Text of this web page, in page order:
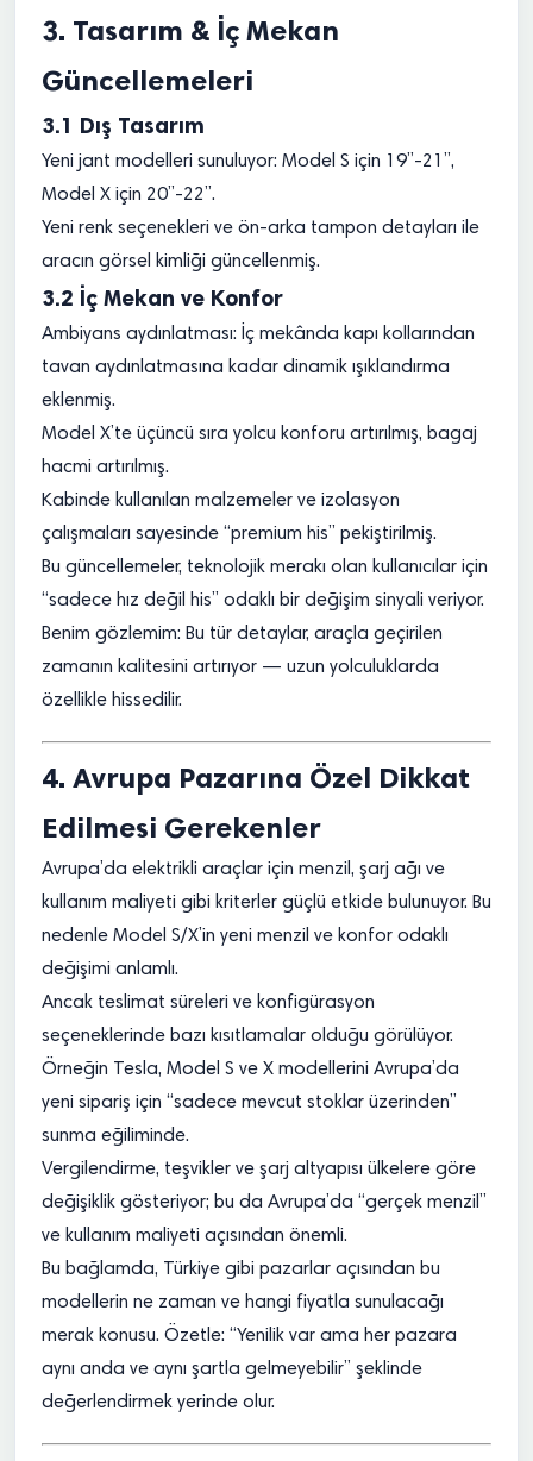
3. Tasarım & İç Mekan
Güncellemeleri
3.1 Dış Tasarım
Yeni jant modelleri sunuluyor: Model S için 19”-21”,
Model X için 20”-22”.
Yeni renk seçenekleri ve ön-arka tampon detayları ile
aracın görsel kimliği güncellenmiş.
3.2 İç Mekan ve Konfor
Ambiyans aydınlatması: İç mekânda kapı kollarından
tavan aydınlatmasına kadar dinamik ışıklandırma
eklenmiş.
Model X’te üçüncü sıra yolcu konforu artırılmış, bagaj
hacmi artırılmış.
Kabinde kullanılan malzemeler ve izolasyon
çalışmaları sayesinde “premium his” pekiştirilmiş.
Bu güncellemeler, teknolojik merakı olan kullanıcılar için
“sadece hız değil his” odaklı bir değişim sinyali veriyor.
Benim gözlemim: Bu tür detaylar, araçla geçirilen
zamanın kalitesini artırıyor — uzun yolculuklarda
özellikle hissedilir.
4. Avrupa Pazarına Özel Dikkat
Edilmesi Gerekenler
Avrupa’da elektrikli araçlar için menzil, şarj ağı ve
kullanım maliyeti gibi kriterler güçlü etkide bulunuyor. Bu
nedenle Model S/X’in yeni menzil ve konfor odaklı
değişimi anlamlı.
Ancak teslimat süreleri ve konfigürasyon
seçeneklerinde bazı kısıtlamalar olduğu görülüyor.
Örneğin Tesla, Model S ve X modellerini Avrupa’da
yeni sipariş için “sadece mevcut stoklar üzerinden”
sunma eğiliminde.
Vergilendirme, teşvikler ve şarj altyapısı ülkelere göre
değişiklik gösteriyor; bu da Avrupa’da “gerçek menzil”
ve kullanım maliyeti açısından önemli.
Bu bağlamda, Türkiye gibi pazarlar açısından bu
modellerin ne zaman ve hangi fiyatla sunulacağı
merak konusu. Özetle: “Yenilik var ama her pazara
aynı anda ve aynı şartla gelmeyebilir” şeklinde
değerlendirmek yerinde olur.